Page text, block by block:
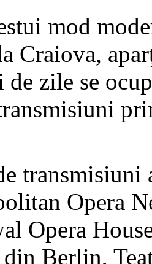
mod
Craiova,
de zile se
transmisiuni
Opera
Opera
Berlin,